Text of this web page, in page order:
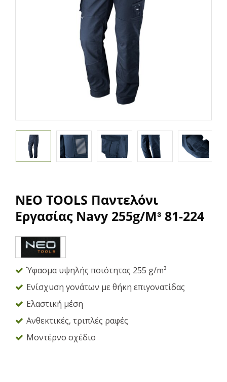
NEO TOOLS Παντελόνι
Εργασίας Navy 255g/m³ 81-224
Ύφασμα υψηλής ποιότητας 255 g/m³
Ενίσχυση γονάτων με θήκη επιγονατίδας
Ελαστική μέση
Ανθεκτικές, τριπλές ραφές
Μοντέρνο σχέδιο